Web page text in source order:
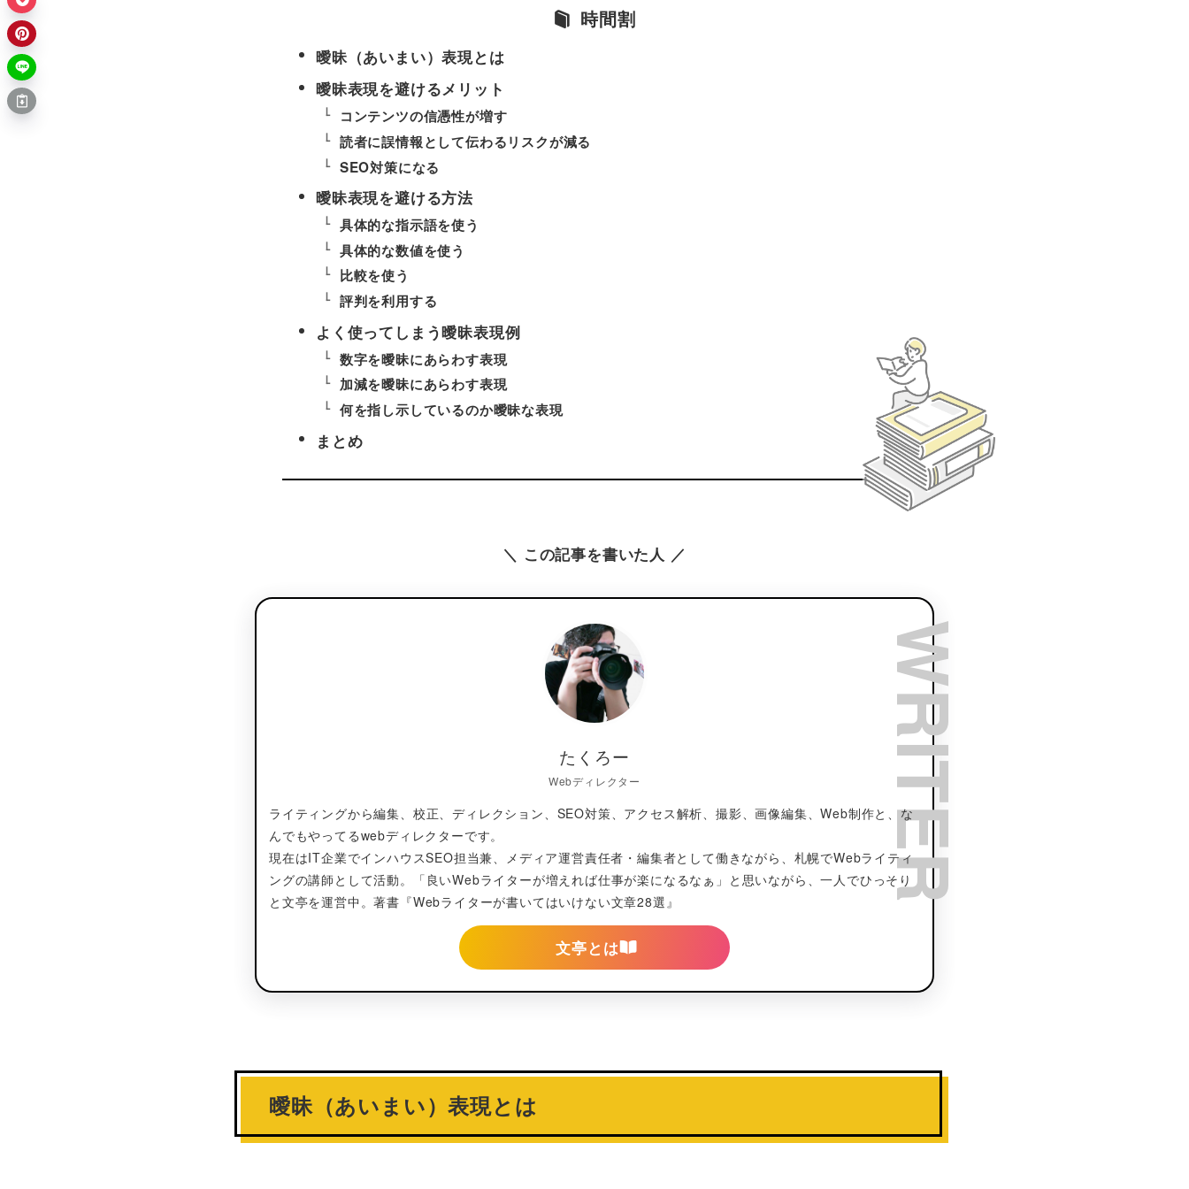
時間割
曖昧（あいまい）表現とは
曖昧表現を避けるメリット
コンテンツの信憑性が増す
読者に誤情報として伝わるリスクが減る
SEO対策になる
曖昧表現を避ける方法
具体的な指示語を使う
具体的な数値を使う
比較を使う
評判を利用する
よく使ってしまう曖昧表現例
数字を曖昧にあらわす表現
加減を曖昧にあらわす表現
何を指し示しているのか曖昧な表現
まとめ
＼ この記事を書いた人 ／
たくろー
Webディレクター
ライティングから編集、校正、ディレクション、SEO対策、アクセス解析、撮影、画像編集、Web制作と、な
んでもやってるwebディレクターです。
現在はIT企業でインハウスSEO担当兼、メディア運営責任者・編集者として働きながら、札幌でWebライティ
ングの講師として活動。「良いWebライターが増えれば仕事が楽になるなぁ」と思いながら、一人でひっそり
と文亭を運営中。著書『Webライターが書いてはいけない文章28選』
文亭とは
曖昧（あいまい）表現とは